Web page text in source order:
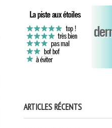
ARTICLES RÉCENTS